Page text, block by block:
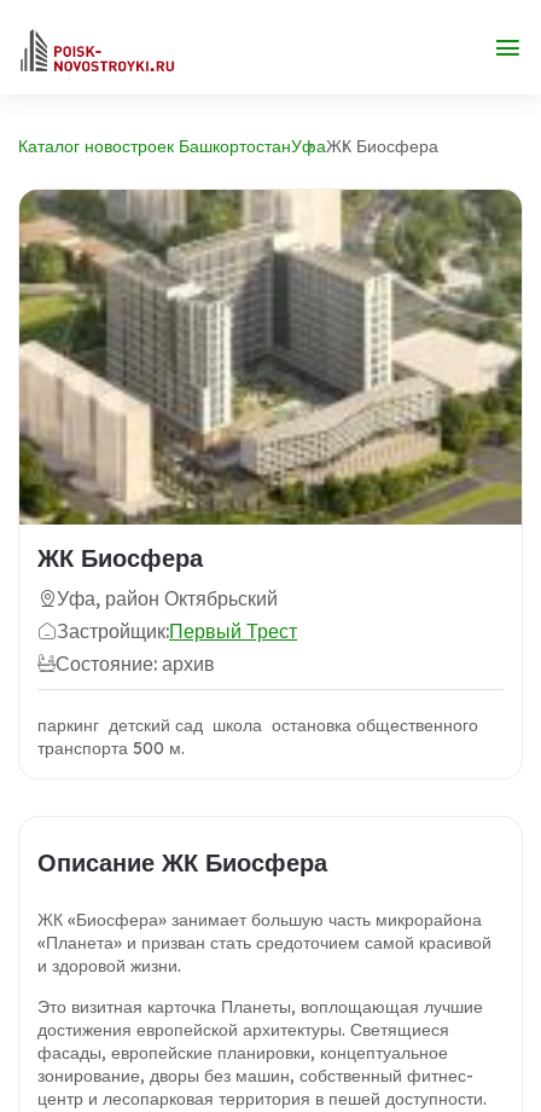
Каталог новостроек БашкортостанУфаЖК Биосфера
ЖК Биосфера
Уфа, район Октябрьский
Застройщик:Первый Трест
Состояние: архив
паркинг детский сад школа остановка общественного
транспорта 500 м.
Описание ЖК Биосфера
ЖК «Биосфера» занимает большую часть микрорайона
«Планета» и призван стать средоточием самой красивой
и здоровой жизни.
Это визитная карточка Планеты, воплощающая лучшие
достижения европейской архитектуры. Светящиеся
фасады, европейские планировки, концептуальное
зонирование, дворы без машин, собственный фитнес-
центр и лесопарковая территория в пешей доступности.